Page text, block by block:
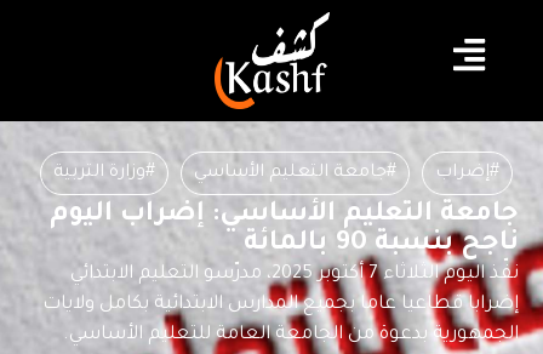
#إضراب #جامعة التعليم الأساسي #وزارة التربية
جامعة التعليم الأساسي: إضراب اليوم
ناجح بنسبة 90 بالمائة
نفّذ اليوم الثلاثاء 7 أكتوبر 2025، مدرّسو التعليم الابتدائي
إضرابا قطاعيا عاما بجميع المدارس الابتدائية بكامل ولايات
الجمهورية بدعوة من الجامعة العامة للتعليم الأساسي.